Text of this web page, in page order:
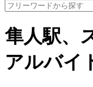
隼人駅、
アルバイ